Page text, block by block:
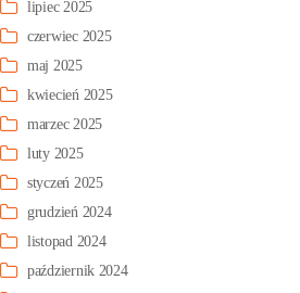
lipiec 2025
czerwiec 2025
maj 2025
kwiecień 2025
marzec 2025
luty 2025
styczeń 2025
grudzień 2024
listopad 2024
październik 2024